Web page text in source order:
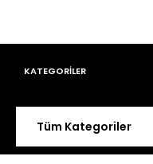
KATEGORİLER